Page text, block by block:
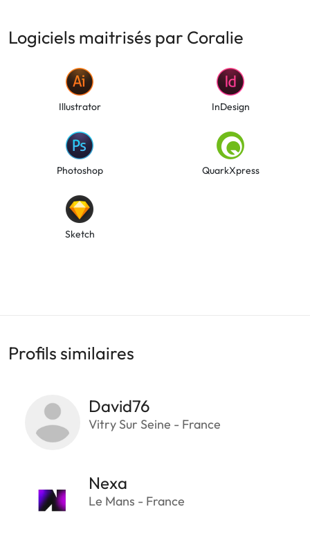
Logiciels maitrisés par Coralie
Illustrator InDesign
Photoshop QuarkXpress
Sketch
Profils similaires
David76
Vitry Sur Seine - France
Nexa
Le Mans - France